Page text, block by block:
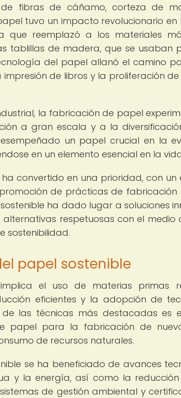
fibras de cáñamo, corteza de
tuvo un impacto revolucionario en
que reemplazó a los materiales
tablillas de madera, que se usaban
del papel allanó el camino
de libros y la proliferación
la fabricación de papel
a gran escala y a la
un papel crucial en la
en un elemento esencial en la
convertido en una prioridad, con un
de prácticas de fabricación
ha dado lugar a soluciones
respetuosas con el medio
sostenibilidad.
papel sostenible
el uso de materias primas
eficientes y la adopción de
las técnicas más destacadas es
papel para la fabricación de
de recursos naturales.
se ha beneficiado de avances
y la energía, así como la reducción
de gestión ambiental y